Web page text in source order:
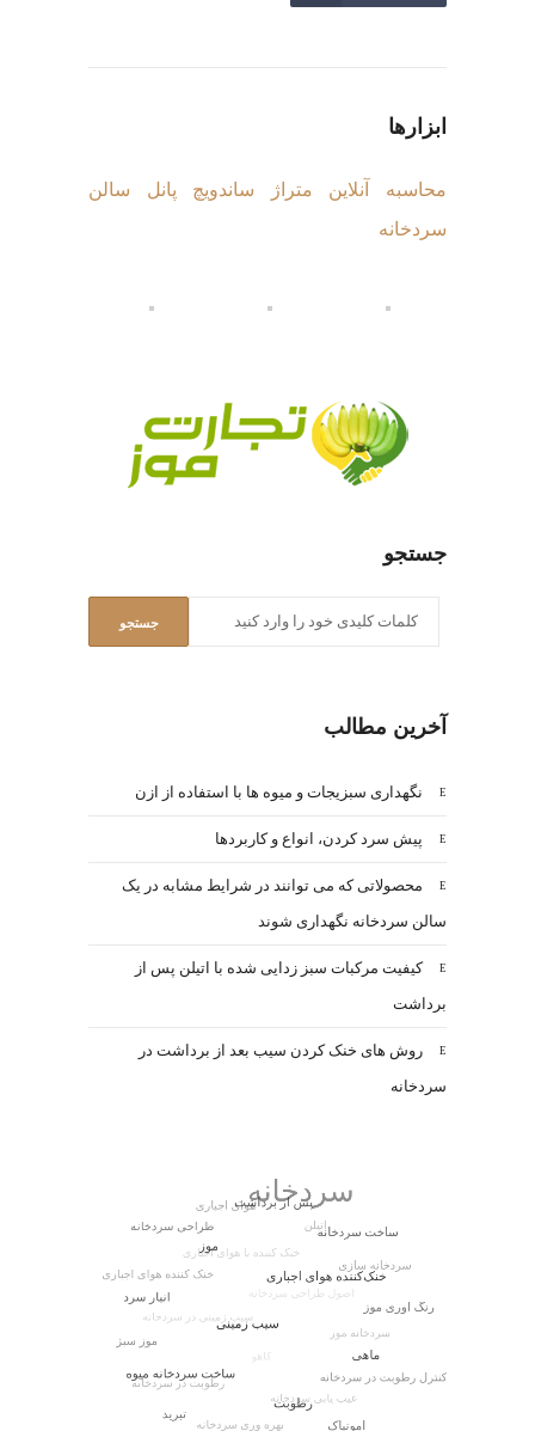
ابزارها
محاسبه آنلاین متراژ ساندویچ پانل سالن
سردخانه
جستجو
آخرین مطالب
نگهداری سبزیجات و میوه ها با استفاده از ازن
پیش سرد کردن، انواع و کاربردها
محصولاتی که می توانند در شرایط مشابه در یک
سالن سردخانه نگهداری شوند
کیفیت مرکبات سبز زدایی شده با اتیلن پس از
برداشت
روش های خنک کردن سیب بعد از برداشت در
سردخانه